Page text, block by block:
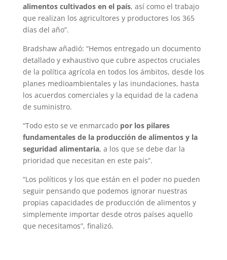
alimentos cultivados en el país, así como el trabajo
que realizan los agricultores y productores los 365
días del año”.
Bradshaw añadió: “Hemos entregado un documento
detallado y exhaustivo que cubre aspectos cruciales
de la política agrícola en todos los ámbitos, desde los
planes medioambientales y las inundaciones, hasta
los acuerdos comerciales y la equidad de la cadena
de suministro.
“Todo esto se ve enmarcado por los pilares
fundamentales de la producción de alimentos y la
seguridad alimentaria, a los que se debe dar la
prioridad que necesitan en este país”.
“Los políticos y los que están en el poder no pueden
seguir pensando que podemos ignorar nuestras
propias capacidades de producción de alimentos y
simplemente importar desde otros países aquello
que necesitamos”, finalizó.